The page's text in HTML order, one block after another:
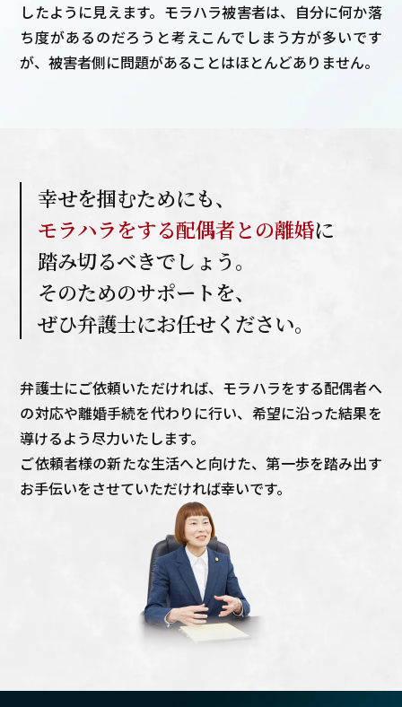
したように見えます。モラハラ被害者は、自分に何か落
ち度があるのだろうと考えこんでしまう方が多いです
が、被害者側に問題があることはほとんどありません。
幸せを掴むためにも、
モラハラをする配偶者との離婚に
踏み切るべきでしょう。
そのためのサポートを、
ぜひ弁護士にお任せください。
弁護士にご依頼いただければ、モラハラをする配偶者へ
の対応や離婚手続を代わりに行い、希望に沿った結果を
導けるよう尽力いたします。
ご依頼者様の新たな生活へと向けた、第一歩を踏み出す
お手伝いをさせていただければ幸いです。